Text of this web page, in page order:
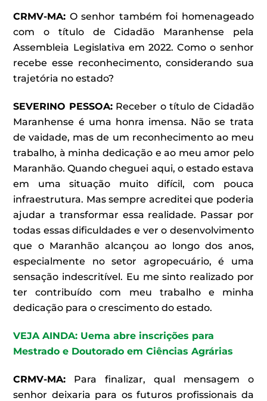
CRMV-MA: O senhor também foi homenageado
com o título de Cidadão Maranhense pela
Assembleia Legislativa em 2022. Como o senhor
recebe esse reconhecimento, considerando sua
trajetória no estado?
SEVERINO PESSOA: Receber o título de Cidadão
Maranhense é uma honra imensa. Não se trata
de vaidade, mas de um reconhecimento ao meu
trabalho, à minha dedicação e ao meu amor pelo
Maranhão. Quando cheguei aqui, o estado estava
em uma situação muito difícil, com pouca
infraestrutura. Mas sempre acreditei que poderia
ajudar a transformar essa realidade. Passar por
todas essas dificuldades e ver o desenvolvimento
que o Maranhão alcançou ao longo dos anos,
especialmente no setor agropecuário, é uma
sensação indescritível. Eu me sinto realizado por
ter contribuído com meu trabalho e minha
dedicação para o crescimento do estado.
VEJA AINDA: Uema abre inscrições para
Mestrado e Doutorado em Ciências Agrárias
CRMV-MA: Para finalizar, qual mensagem o
senhor deixaria para os futuros profissionais da